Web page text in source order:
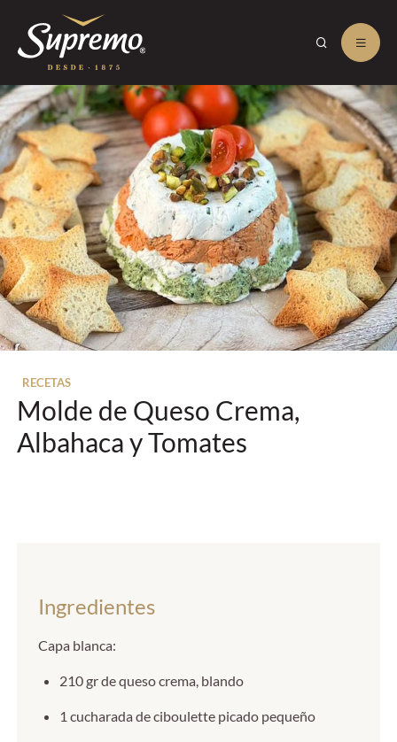
RECETAS
Molde de Queso Crema,
Albahaca y Tomates
Ingredientes
Capa blanca:
210 gr de queso crema, blando
1 cucharada de ciboulette picado pequeño